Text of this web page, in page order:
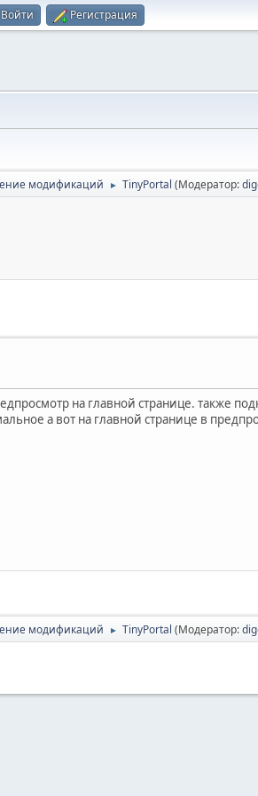
Войти Регистрация
модификаций ► TinyPortal (Модератор:
на главной странице. также
а вот на главной странице в
модификаций ► TinyPortal (Модератор: